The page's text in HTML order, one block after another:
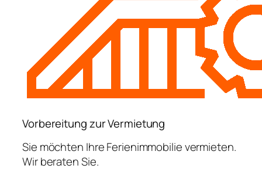
Vorbereitung zur Vermietung
Sie möchten Ihre Ferienimmobilie vermieten.
Wir beraten Sie.